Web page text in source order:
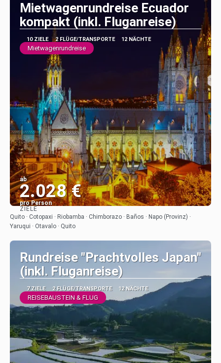
Mietwagenrundreise Ecuador
kompakt (inkl. Fluganreise)
10 ZIELE 2 FLÜGE/TRANSPORTE 12 NÄCHTE
Mietwagenrundreise
ab
2.028 €
pro Person
Sehen
ZIELE
Quito · Cotopaxi · Riobamba · Chimborazo · Baños · Napo (Provinz) ·
Yaruqui · Otavalo · Quito
Rundreise "Prachtvolles Japan"
(inkl. Fluganreise)
7 ZIELE 2 FLÜGE/TRANSPORTE 12 NÄCHTE
REISEBAUSTEIN & FLUG